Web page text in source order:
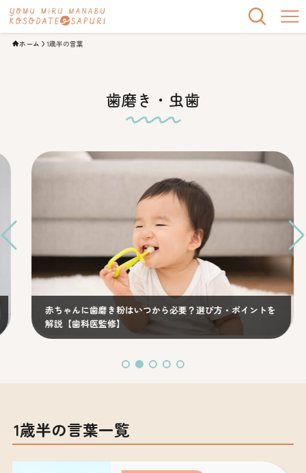
ホーム 1歳半の言葉
歯磨き・虫歯
赤ちゃんに歯磨き粉はいつから必要？選び方・ポイントを
解説【歯科医監修】
1歳半の言葉一覧